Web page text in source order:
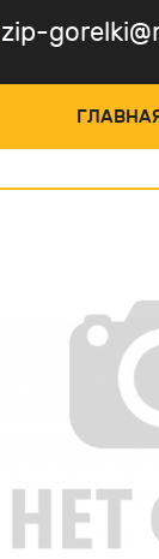
zip-
горелок
и ПИД-
управления